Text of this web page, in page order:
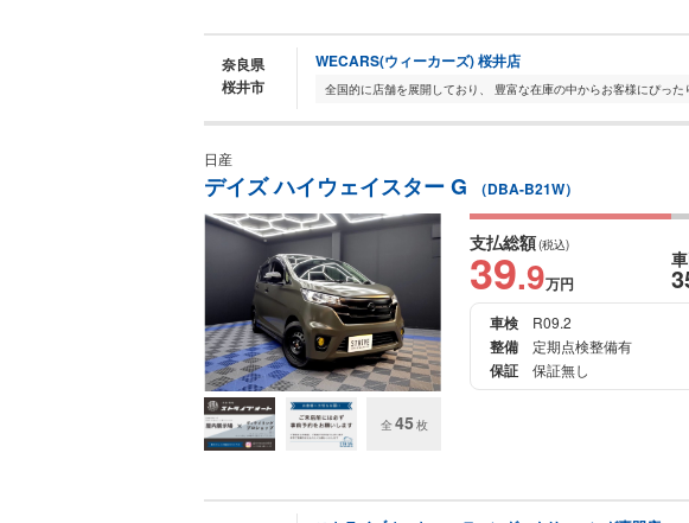
奈良県
桜井市
WECARS(ウィーカーズ) 桜井店
日産
デイズ ハイウェイスター G （DBA-B21W）
全 45枚
支払総額(税込)
39.9万円
車検
R09.2
整備 定期点検整備有
保証 保証無し